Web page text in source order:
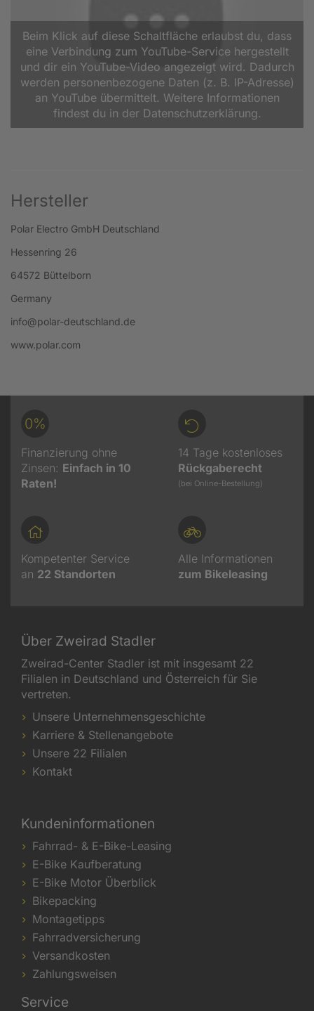
Beim Klick auf diese Schaltfläche erlaubst du, dass
eine Verbindung zum YouTube-Service hergestellt
und dir ein YouTube-Video angezeigt wird. Dadurch
werden personenbezogene Daten (z. B. IP-Adresse)
an YouTube übermittelt. Weitere Informationen
findest du in der Datenschutzerklärung.
Hersteller
Polar Electro GmbH Deutschland
Hessenring 26
64572 Büttelborn
Germany
info@polar-deutschland.de
www.polar.com
0%
Finanzierung ohne
Zinsen: Einfach in 10
Raten!
14 Tage kostenloses
Rückgaberecht
(bei Online-Bestellung)
Kompetenter Service
an 22 Standorten
Alle Informationen
zum Bikeleasing
Über Zweirad Stadler
Zweirad-Center Stadler ist mit insgesamt 22
Filialen in Deutschland und Österreich für Sie
vertreten.
Unsere Unternehmensgeschichte
Karriere & Stellenangebote
Unsere 22 Filialen
Kontakt
Kundeninformationen
Fahrrad- & E-Bike-Leasing
E-Bike Kaufberatung
E-Bike Motor Überblick
Bikepacking
Montagetipps
Fahrradversicherung
Versandkosten
Zahlungsweisen
Service